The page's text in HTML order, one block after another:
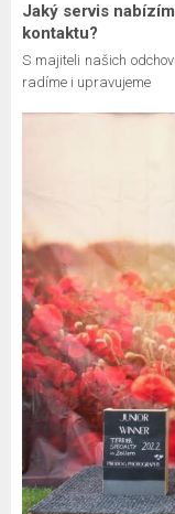
Jaký servis
kontaktu?
S majiteli našich
radíme i upravujeme